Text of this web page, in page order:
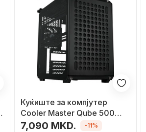
Куќиште за компјутер
Cooler Master Qube 500
Flatpack Black, Midi Tower
7,090 MKD. -11%